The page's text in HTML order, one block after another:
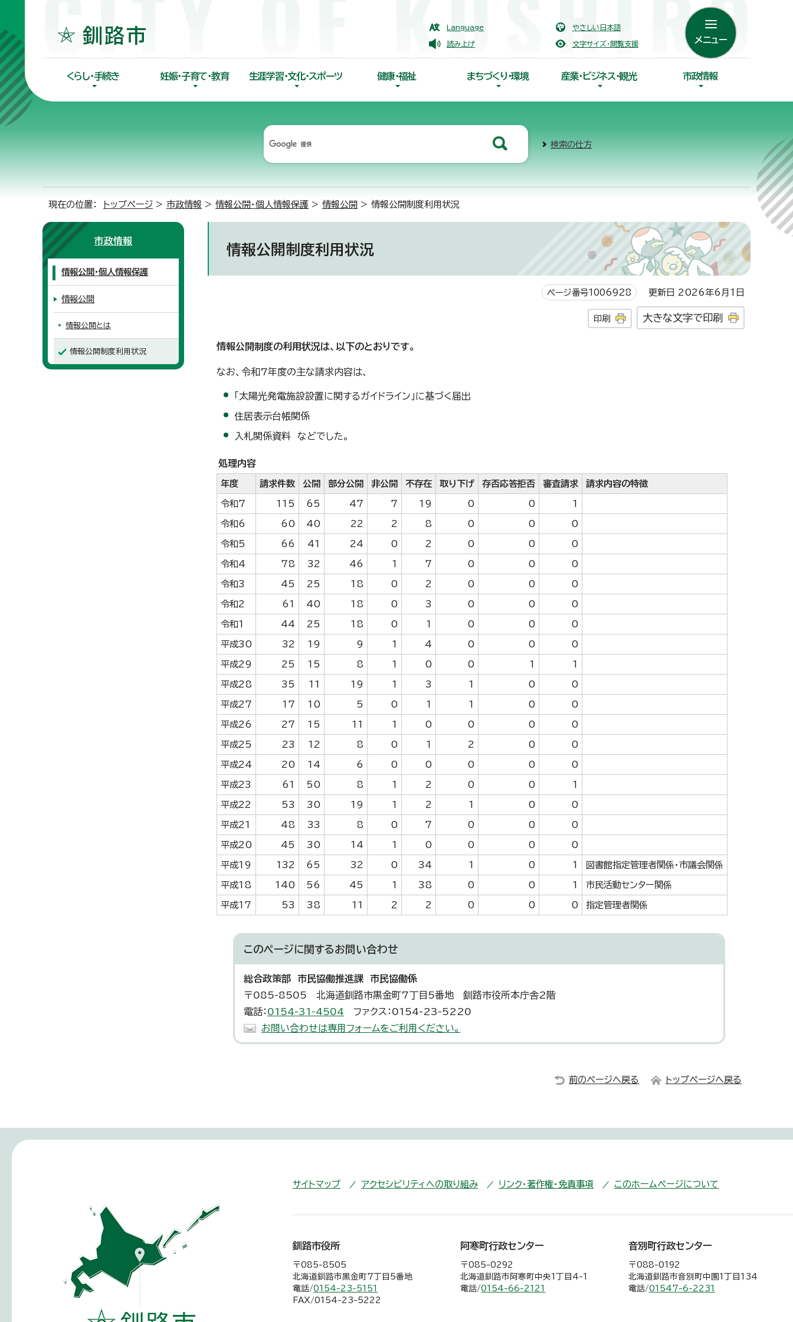
Language やさしい日本語
読み上げ 文字サイズ・閲覧支援 メニュー
くらし・手続き 妊娠・子育て・教育 生涯学習・文化・スポーツ 健康・福祉 まちづくり・環境 産業・ビジネス・観光 市政情報
検索の仕方
現在の位置： トップページ > 市政情報 > 情報公開・個人情報保護 > 情報公開 > 情報公開制度利用状況
情報公開制度利用状況
ページ番号1006928 更新日 2026年6月1日
印刷 大きな文字で印刷
情報公開制度の利用状況は、以下のとおりです。
なお、令和7年度の主な請求内容は、
「太陽光発電施設設置に関するガイドライン」に基づく届出
住居表示台帳関係
入札関係資料 などでした。
処理内容
年度 請求件数 公開 部分公開 非公開 不存在 取り下げ 存否応答拒否 審査請求 請求内容の特徴
令和7 115 65 47 7 19 0 0 1
令和6 60 40 22 2 8 0 0 0
令和5 66 41 24 0 2 0 0 0
令和4 78 32 46 1 7 0 0 0
令和3 45 25 18 0 2 0 0 0
令和2 61 40 18 0 3 0 0 0
令和1 44 25 18 0 1 0 0 0
平成30 32 19 9 1 4 0 0 0
平成29 25 15 8 1 0 0 1 1
平成28 35 11 19 1 3 1 0 0
平成27 17 10 5 0 1 1 0 0
平成26 27 15 11 1 0 0 0 0
平成25 23 12 8 0 1 2 0 0
平成24 20 14 6 0 0 0 0 0
平成23 61 50 8 1 2 0 0 1
平成22 53 30 19 1 2 1 0 0
平成21 48 33 8 0 7 0 0 0
平成20 45 30 14 1 0 0 0 0
平成19 132 65 32 0 34 1 0 1 図書館指定管理者関係・市議会関係
平成18 140 56 45 1 38 0 0 1 市民活動センター関係
平成17 53 38 11 2 2 0 0 0 指定管理者関係
このページに関するお問い合わせ
総合政策部 市民協働推進課 市民協働係
〒085-8505 北海道釧路市黒金町7丁目5番地 釧路市役所本庁舎2階
電話： 0154-31-4504 ファクス：0154-23-5220
お問い合わせは専用フォームをご利用ください。
市政情報
情報公開・個人情報保護
情報公開
情報公開とは
情報公開制度利用状況
前のページへ戻る トップページへ戻る
サイトマップ アクセシビリティへの取り組み リンク・著作権・免責事項 このホームページについて
釧路市役所
〒085-8505
北海道釧路市黒金町7丁目5番地
電話/0154-23-5151
FAX/0154-23-5222
阿寒町行政センター
〒085-0292
北海道釧路市阿寒町中央1丁目4-1
電話/0154-66-2121
音別町行政センター
〒088-0192
北海道釧路市音別町中園1丁目134
電話/01547-6-2231